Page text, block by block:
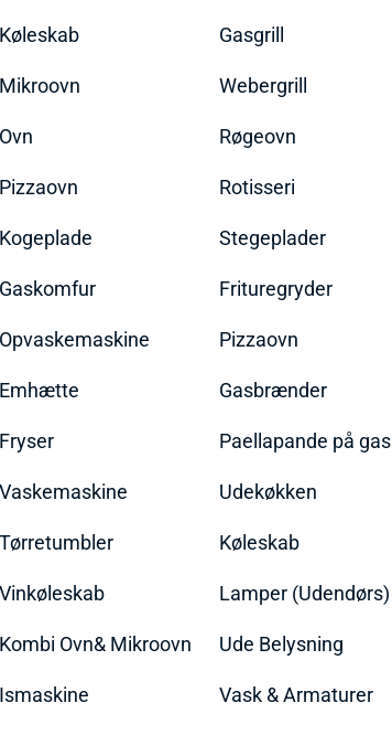
Køleskab
Mikroovn
Ovn
Pizzaovn
Kogeplade
Gaskomfur
Opvaskemaskine
Emhætte
Fryser
Vaskemaskine
Tørretumbler
Vinkøleskab
Kombi Ovn& Mikroovn
Ismaskine
Gasgrill
Webergrill
Røgeovn
Rotisseri
Stegeplader
Frituregryder
Pizzaovn
Gasbrænder
Paellapande på gas
Udekøkken
Køleskab
Lamper (Udendørs)
Ude Belysning
Vask & Armaturer